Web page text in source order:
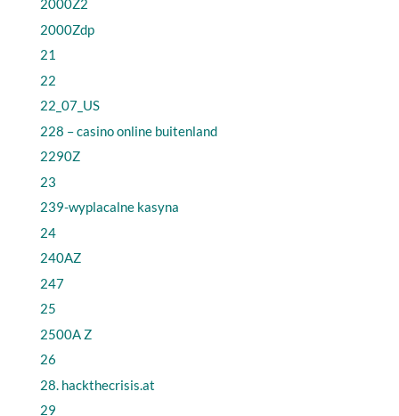
2000Z2
2000Zdp
21
22
22_07_US
228 – casino online buitenland
2290Z
23
239-wyplacalne kasyna
24
240AZ
247
25
2500A Z
26
28. hackthecrisis.at
29